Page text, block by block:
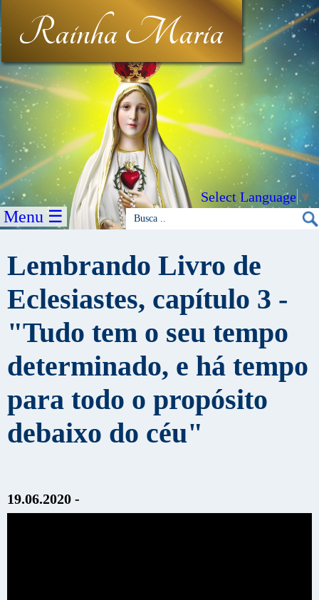
Rainha Maria
Select Language ▼
Menu ☰
Lembrando Livro de
Eclesiastes, capítulo 3 -
"Tudo tem o seu tempo
determinado, e há tempo
para todo o propósito
debaixo do céu"
19.06.2020 -